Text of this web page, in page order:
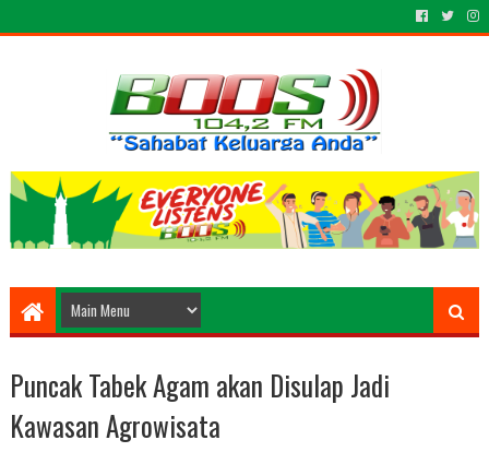
Puncak Tabek Agam akan Disulap Jadi
Kawasan Agrowisata